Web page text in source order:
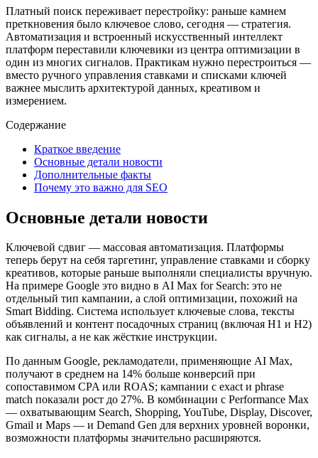
Платный поиск переживает перестройку: раньше камнем
преткновения было ключевое слово, сегодня — стратегия.
Автоматизация и встроенный искусственный интеллект
платформ переставили ключевики из центра оптимизации в
один из многих сигналов. Практикам нужно перестроиться —
вместо ручного управления ставками и списками ключей
важнее мыслить архитектурой данных, креативом и
измерением.
Содержание
Краткое введение
Основные детали новости
Дополнительные факты
Почему это важно для SEO
Основные детали новости
Ключевой сдвиг — массовая автоматизация. Платформы
теперь берут на себя таргетинг, управление ставками и сборку
креативов, которые раньше выполняли специалисты вручную.
На примере Google это видно в AI Max for Search: это не
отдельный тип кампании, а слой оптимизации, похожий на
Smart Bidding. Система использует ключевые слова, тексты
объявлений и контент посадочных страниц (включая H1 и H2)
как сигналы, а не как жёсткие инструкции.
По данным Google, рекламодатели, применяющие AI Max,
получают в среднем на 14% больше конверсий при
сопоставимом CPA или ROAS; кампании с exact и phrase
match показали рост до 27%. В комбинации с Performance Max
— охватывающим Search, Shopping, YouTube, Display, Discover,
Gmail и Maps — и Demand Gen для верхних уровней воронки,
возможности платформы значительно расширяются.